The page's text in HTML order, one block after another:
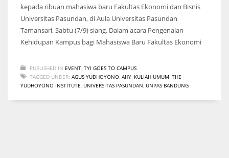
kepada ribuan mahasiwa baru Fakultas Ekonomi dan Bisnis
Universitas Pasundan, di Aula Universitas Pasundan
Tamansari, Sabtu (7/9) siang. Dalam acara Pengenalan
Kehidupan Kampus bagi Mahasiswa Baru Fakultas Ekonomi
PUBLISHED IN EVENT TYI GOES TO CAMPUS
TAGGED UNDER: AGUS YUDHOYONO AHY KULIAH UMUM THE
YUDHOYONO INSTITUTE UNIVERSITAS PASUNDAN UNPAS BANDUNG